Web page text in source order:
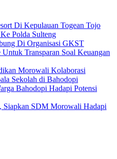
Di Kepulauan Togean Tojo
Polda Sulteng
Di Organisasi GKST
Transparan Soal Keuangan
Morowali Kolaborasi
Sekolah di Bahodopi
Bahodopi Hadapi Potensi
Siapkan SDM Morowali Hadapi